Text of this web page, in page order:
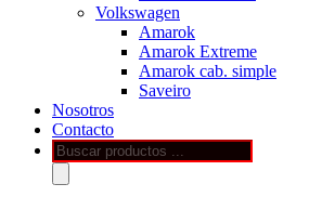
Volkswagen
Amarok
Amarok Extreme
Amarok cab. simple
Saveiro
Nosotros
Contacto
Búsqueda
de
productos